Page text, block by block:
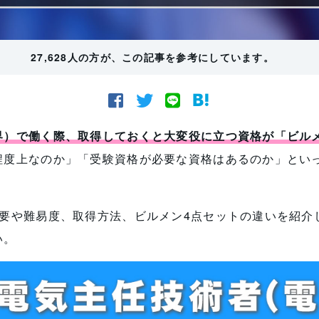
27,628人の方が、この記事を参考にしています。
で働く際、取得しておくと大変役に立つ資格が「ビル
上なのか」「受験資格が必要な資格はあるのか」とい
や難易度、取得方法、ビルメン4点セットの違いを紹